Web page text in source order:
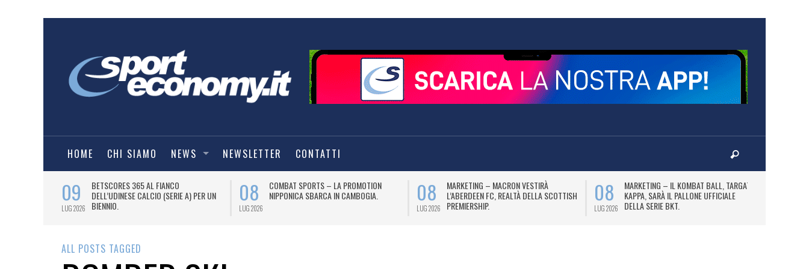
HOME CHI SIAMO NEWS NEWSLETTER CONTATTI
09
LUG 2026
BETSCORES 365 AL FIANCO
DELL’UDINESE CALCIO (SERIE A) PER UN
BIENNIO.
08
LUG 2026
COMBAT SPORTS – LA PROMOTION
NIPPONICA SBARCA IN CAMBOGIA.
08
LUG 2026
MARKETING – MACRON VESTIRÀ
L’ABERDEEN FC, REALTÀ DELLA SCOTTISH
PREMIERSHIP.
08
LUG 2026
MARKETING – IL KOMBAT BALL, TARGATO
KAPPA, SARÀ IL PALLONE UFFICIALE
DELLA SERIE BKT.
ALL POSTS TAGGED